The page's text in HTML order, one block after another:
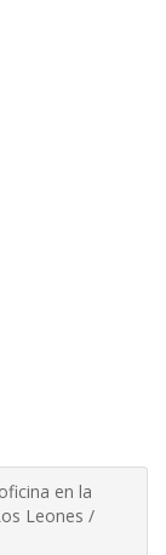
en la
Leones /